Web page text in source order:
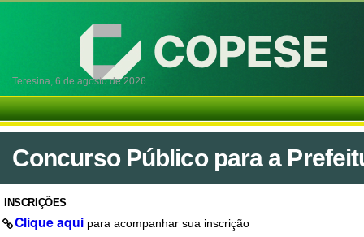
Teresina, 6 de agosto de 2026
Concurso Público para a
INSCRIÇÕES
Clique aqui para acompanhar sua inscrição